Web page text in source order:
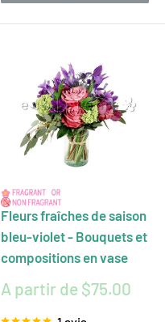
Fleurs fraîches de saison
bleu-violet - Bouquets et
compositions en vase
Prix
réduit
A partir de $75.00